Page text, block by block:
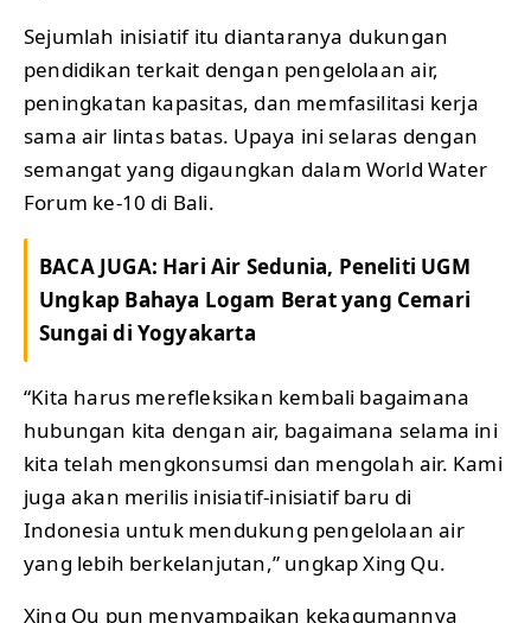
Sejumlah inisiatif itu diantaranya dukungan
pendidikan terkait dengan pengelolaan air,
peningkatan kapasitas, dan memfasilitasi kerja
sama air lintas batas. Upaya ini selaras dengan
semangat yang digaungkan dalam World Water
Forum ke-10 di Bali.
BACA JUGA: Hari Air Sedunia, Peneliti UGM
Ungkap Bahaya Logam Berat yang Cemari
Sungai di Yogyakarta
“Kita harus merefleksikan kembali bagaimana
hubungan kita dengan air, bagaimana selama ini
kita telah mengkonsumsi dan mengolah air. Kami
juga akan merilis inisiatif-inisiatif baru di
Indonesia untuk mendukung pengelolaan air
yang lebih berkelanjutan,” ungkap Xing Qu.
Xing Qu pun menyampaikan kekagumannya